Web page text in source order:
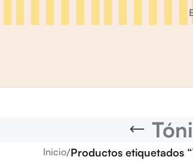
Inicio/Productos etiquetados